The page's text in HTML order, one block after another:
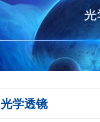
光学透镜